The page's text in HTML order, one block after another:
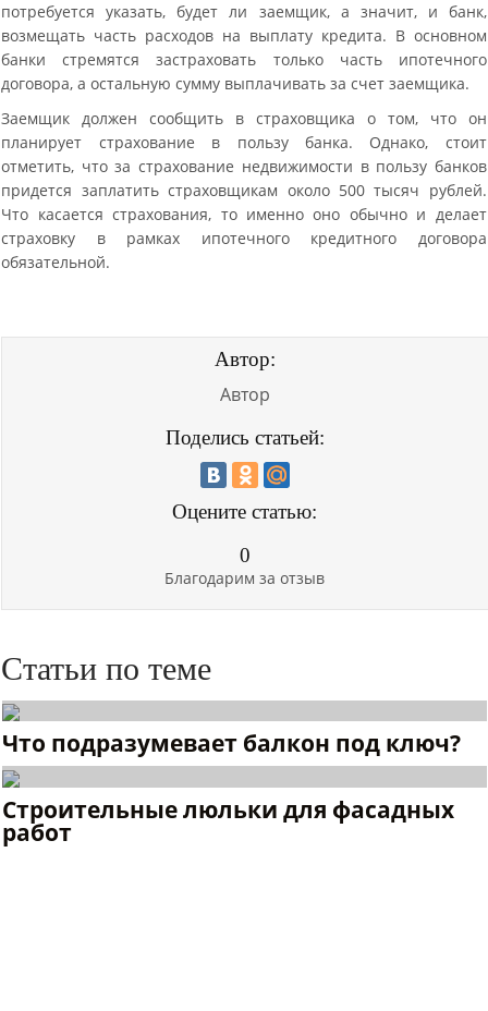
потребуется указать, будет ли заемщик, а значит, и банк,
возмещать часть расходов на выплату кредита. В основном
банки стремятся застраховать только часть ипотечного
договора, а остальную сумму выплачивать за счет заемщика.
Заемщик должен сообщить в страховщика о том, что он
планирует страхование в пользу банка. Однако, стоит
отметить, что за страхование недвижимости в пользу банков
придется заплатить страховщикам около 500 тысяч рублей.
Что касается страхования, то именно оно обычно и делает
страховку в рамках ипотечного кредитного договора
обязательной.
Автор:
Автор
Поделись статьей:
Оцените статью:
0
Благодарим за отзыв
Статьи по теме
Что подразумевает балкон под ключ?
Строительные люльки для фасадных
работ